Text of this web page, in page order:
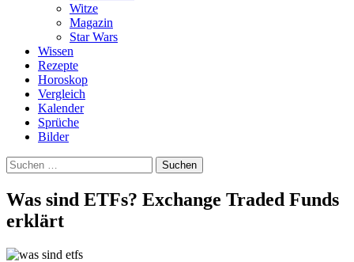
Witze
Magazin
Star Wars
Wissen
Rezepte
Horoskop
Vergleich
Kalender
Sprüche
Bilder
Suchen
nach:
Was sind ETFs? Exchange Traded Funds
erklärt